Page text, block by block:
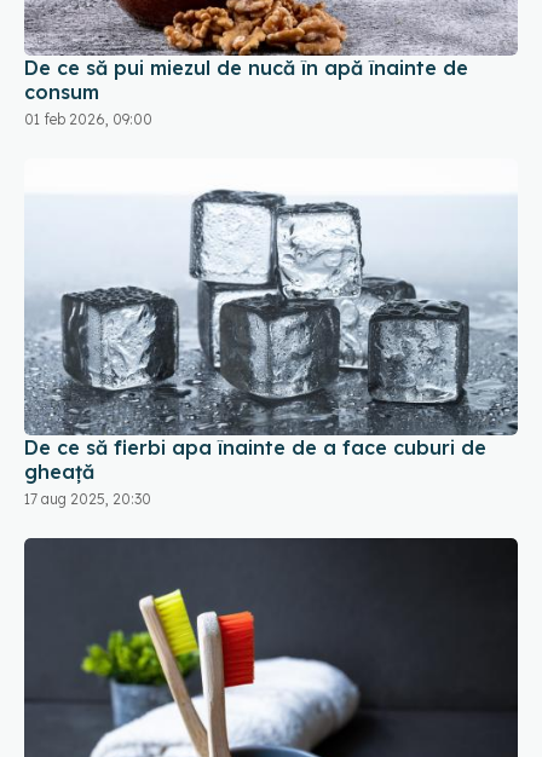
01 feb 2026, 09:00
De ce să fierbi apa înainte de a face cuburi de
gheață
17 aug 2025, 20:30
Ți-ai spălat periuța de dinți vreodată? Obiectele
din casă care pot ascunde milioane de bacterii